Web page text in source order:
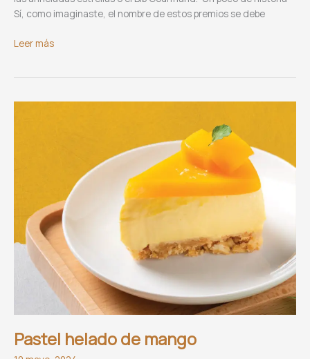
Sí, como imaginaste, el nombre de estos premios se debe
Las
a
Leer más
Pastel helado de mango